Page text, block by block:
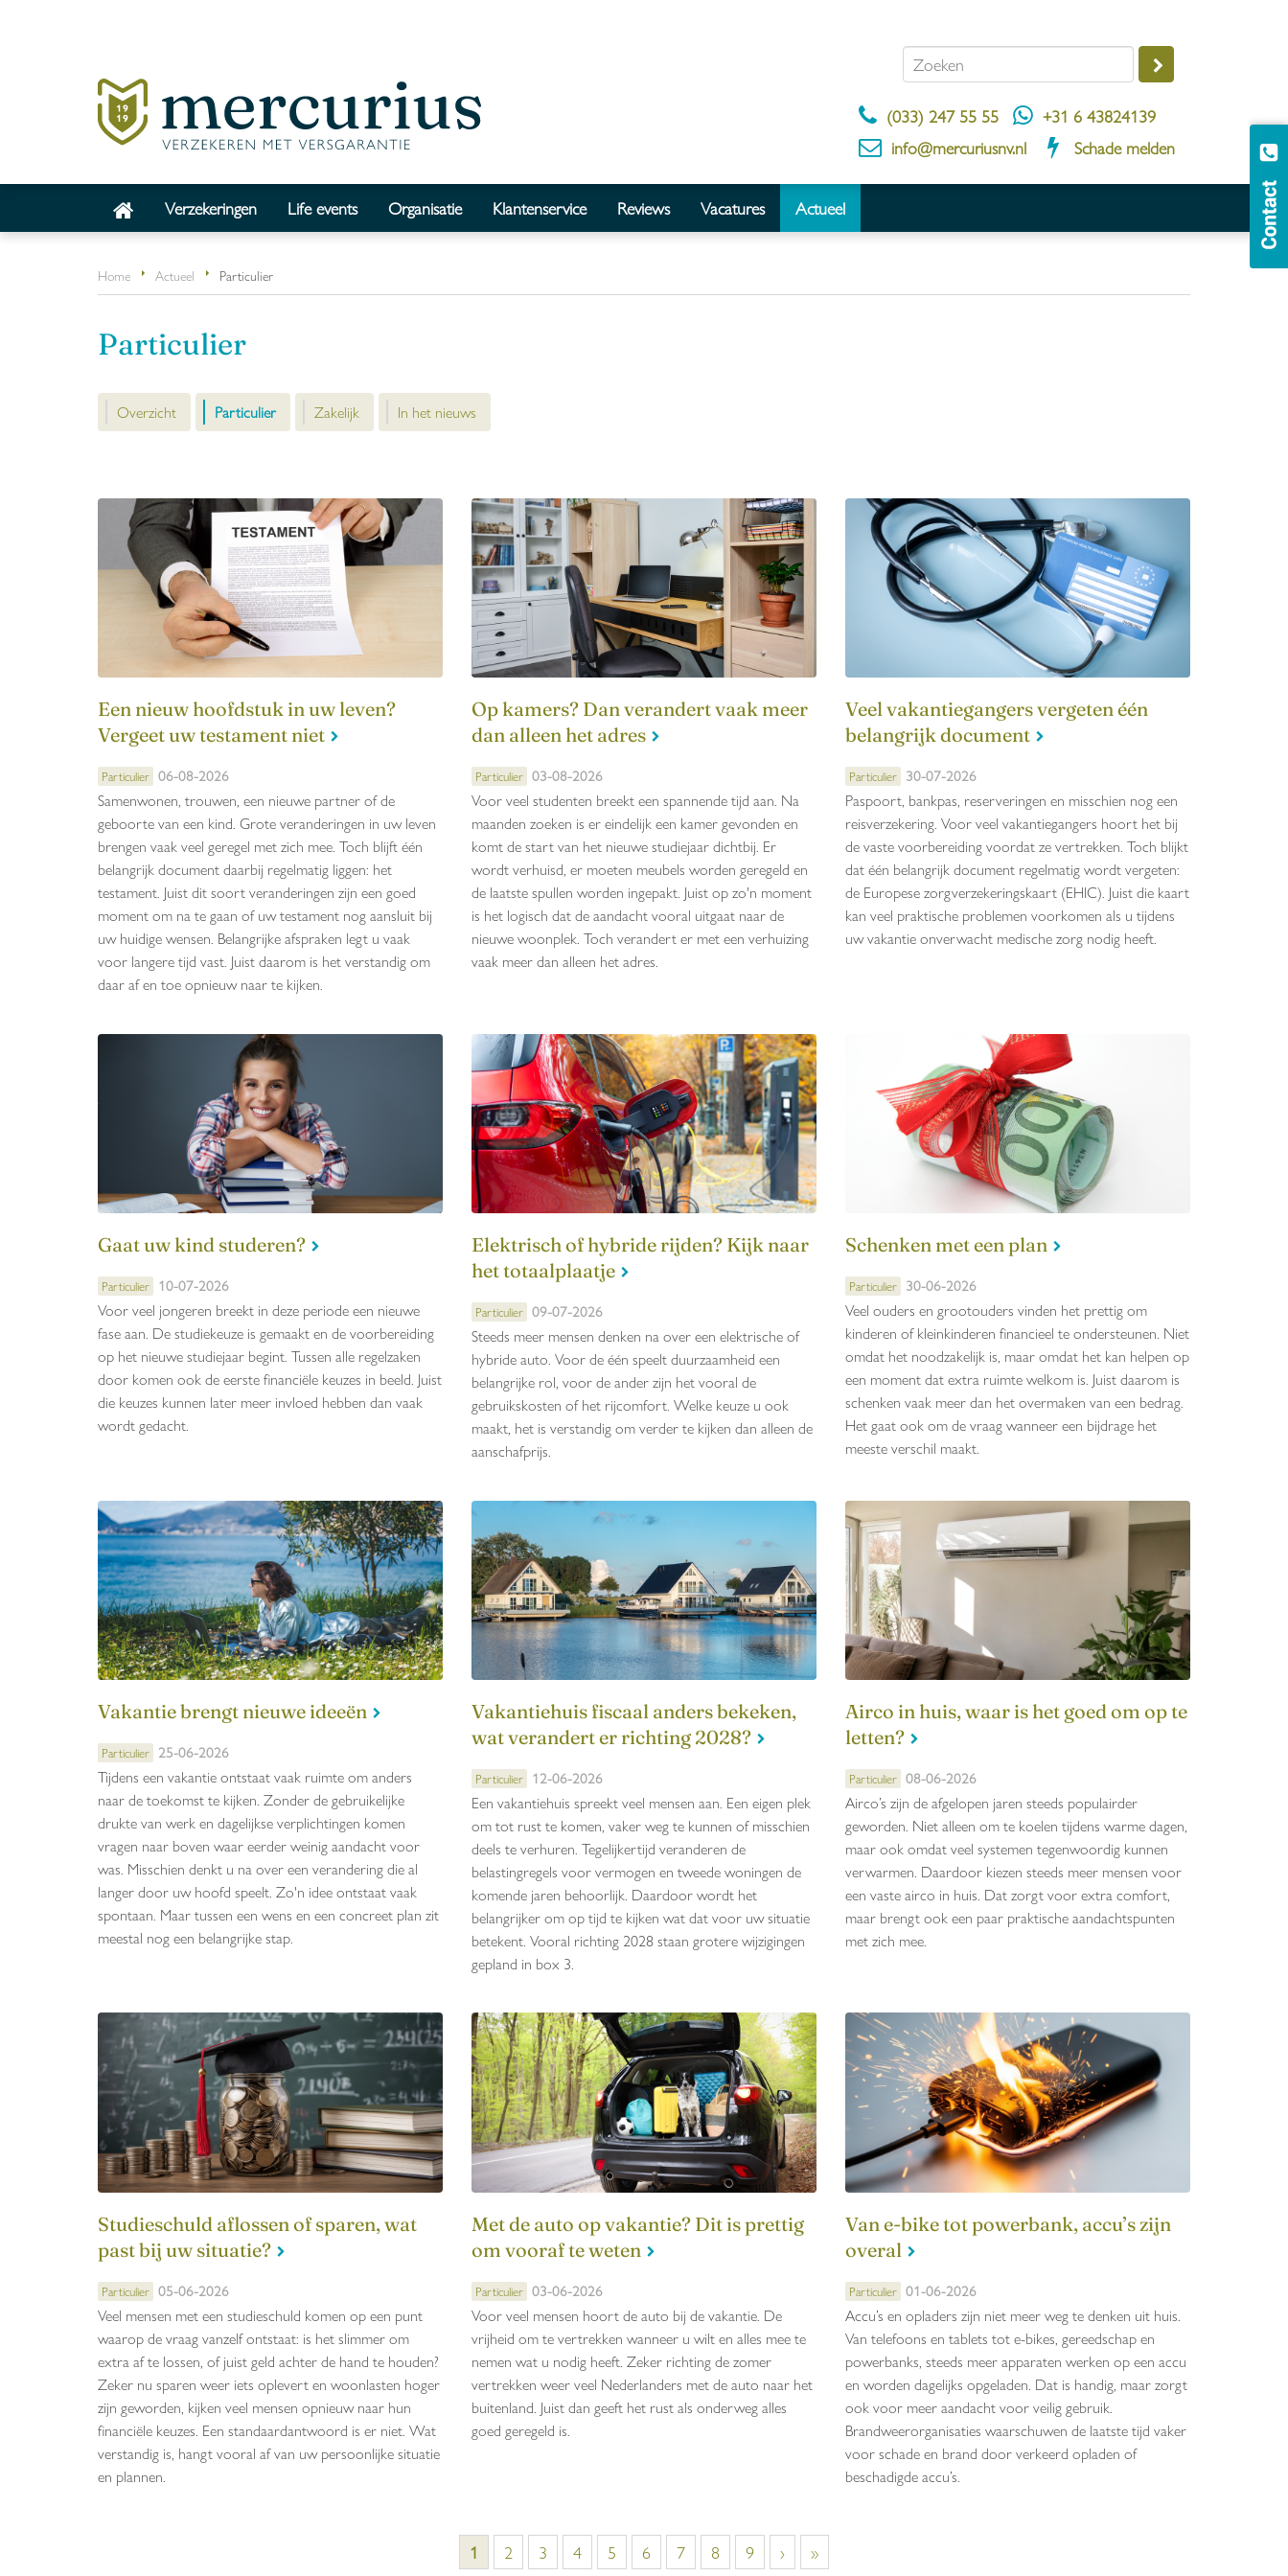
(033) 247 55 55
+31 6 43824139
info@mercuriusnv.nl
Schade melden
Verzekeringen Life events Organisatie Klantenservice Reviews Vacatures Actueel
Home Actueel Particulier
Particulier
Overzicht Particulier Zakelijk In het nieuws
Een nieuw hoofdstuk in uw leven?
Vergeet uw testament niet
Particulier 06-08-2026
Samenwonen, trouwen, een nieuwe partner of de
geboorte van een kind. Grote veranderingen in uw leven
brengen vaak veel geregel met zich mee. Toch blijft één
belangrijk document daarbij regelmatig liggen: het
testament. Juist dit soort veranderingen zijn een goed
moment om na te gaan of uw testament nog aansluit bij
uw huidige wensen. Belangrijke afspraken legt u vaak
voor langere tijd vast. Juist daarom is het verstandig om
daar af en toe opnieuw naar te kijken.
Op kamers? Dan verandert vaak meer
dan alleen het adres
Particulier 03-08-2026
Voor veel studenten breekt een spannende tijd aan. Na
maanden zoeken is er eindelijk een kamer gevonden en
komt de start van het nieuwe studiejaar dichtbij. Er
wordt verhuisd, er moeten meubels worden geregeld en
de laatste spullen worden ingepakt. Juist op zo'n moment
is het logisch dat de aandacht vooral uitgaat naar de
nieuwe woonplek. Toch verandert er met een verhuizing
vaak meer dan alleen het adres.
Veel vakantiegangers vergeten één
belangrijk document
Particulier 30-07-2026
Paspoort, bankpas, reserveringen en misschien nog een
reisverzekering. Voor veel vakantiegangers hoort het bij
de vaste voorbereiding voordat ze vertrekken. Toch blijkt
dat één belangrijk document regelmatig wordt vergeten:
de Europese zorgverzekeringskaart (EHIC). Juist die kaart
kan veel praktische problemen voorkomen als u tijdens
uw vakantie onverwacht medische zorg nodig heeft.
Gaat uw kind studeren?
Particulier 10-07-2026
Voor veel jongeren breekt in deze periode een nieuwe
fase aan. De studiekeuze is gemaakt en de voorbereiding
op het nieuwe studiejaar begint. Tussen alle regelzaken
door komen ook de eerste financiële keuzes in beeld. Juist
die keuzes kunnen later meer invloed hebben dan vaak
wordt gedacht.
Elektrisch of hybride rijden? Kijk naar
het totaalplaatje
Particulier 09-07-2026
Steeds meer mensen denken na over een elektrische of
hybride auto. Voor de één speelt duurzaamheid een
belangrijke rol, voor de ander zijn het vooral de
gebruikskosten of het rijcomfort. Welke keuze u ook
maakt, het is verstandig om verder te kijken dan alleen de
aanschafprijs.
Schenken met een plan
Particulier 30-06-2026
Veel ouders en grootouders vinden het prettig om
kinderen of kleinkinderen financieel te ondersteunen. Niet
omdat het noodzakelijk is, maar omdat het kan helpen op
een moment dat extra ruimte welkom is. Juist daarom is
schenken vaak meer dan het overmaken van een bedrag.
Het gaat ook om de vraag wanneer een bijdrage het
meeste verschil maakt.
Vakantie brengt nieuwe ideeën
Particulier 25-06-2026
Tijdens een vakantie ontstaat vaak ruimte om anders
naar de toekomst te kijken. Zonder de gebruikelijke
drukte van werk en dagelijkse verplichtingen komen
vragen naar boven waar eerder weinig aandacht voor
was. Misschien denkt u na over een verandering die al
langer door uw hoofd speelt. Zo'n idee ontstaat vaak
spontaan. Maar tussen een wens en een concreet plan zit
meestal nog een belangrijke stap.
Vakantiehuis fiscaal anders bekeken,
wat verandert er richting 2028?
Particulier 12-06-2026
Een vakantiehuis spreekt veel mensen aan. Een eigen plek
om tot rust te komen, vaker weg te kunnen of misschien
deels te verhuren. Tegelijkertijd veranderen de
belastingregels voor vermogen en tweede woningen de
komende jaren behoorlijk. Daardoor wordt het
belangrijker om op tijd te kijken wat dat voor uw situatie
betekent. Vooral richting 2028 staan grotere wijzigingen
gepland in box 3.
Airco in huis, waar is het goed om op te
letten?
Particulier 08-06-2026
Airco’s zijn de afgelopen jaren steeds populairder
geworden. Niet alleen om te koelen tijdens warme dagen,
maar ook omdat veel systemen tegenwoordig kunnen
verwarmen. Daardoor kiezen steeds meer mensen voor
een vaste airco in huis. Dat zorgt voor extra comfort,
maar brengt ook een paar praktische aandachtspunten
met zich mee.
Studieschuld aflossen of sparen, wat
past bij uw situatie?
Particulier 05-06-2026
Veel mensen met een studieschuld komen op een punt
waarop de vraag vanzelf ontstaat: is het slimmer om
extra af te lossen, of juist geld achter de hand te houden?
Zeker nu sparen weer iets oplevert en woonlasten hoger
zijn geworden, kijken veel mensen opnieuw naar hun
financiële keuzes. Een standaardantwoord is er niet. Wat
verstandig is, hangt vooral af van uw persoonlijke situatie
en plannen.
Met de auto op vakantie? Dit is prettig
om vooraf te weten
Particulier 03-06-2026
Voor veel mensen hoort de auto bij de vakantie. De
vrijheid om te vertrekken wanneer u wilt en alles mee te
nemen wat u nodig heeft. Zeker richting de zomer
vertrekken weer veel Nederlanders met de auto naar het
buitenland. Juist dan geeft het rust als onderweg alles
goed geregeld is.
Van e-bike tot powerbank, accu’s zijn
overal
Particulier 01-06-2026
Accu’s en opladers zijn niet meer weg te denken uit huis.
Van telefoons en tablets tot e-bikes, gereedschap en
powerbanks, steeds meer apparaten werken op een accu
en worden dagelijks opgeladen. Dat is handig, maar zorgt
ook voor meer aandacht voor veilig gebruik.
Brandweerorganisaties waarschuwen de laatste tijd vaker
voor schade en brand door verkeerd opladen of
beschadigde accu’s.
1 2 3 4 5 6 7 8 9 › »